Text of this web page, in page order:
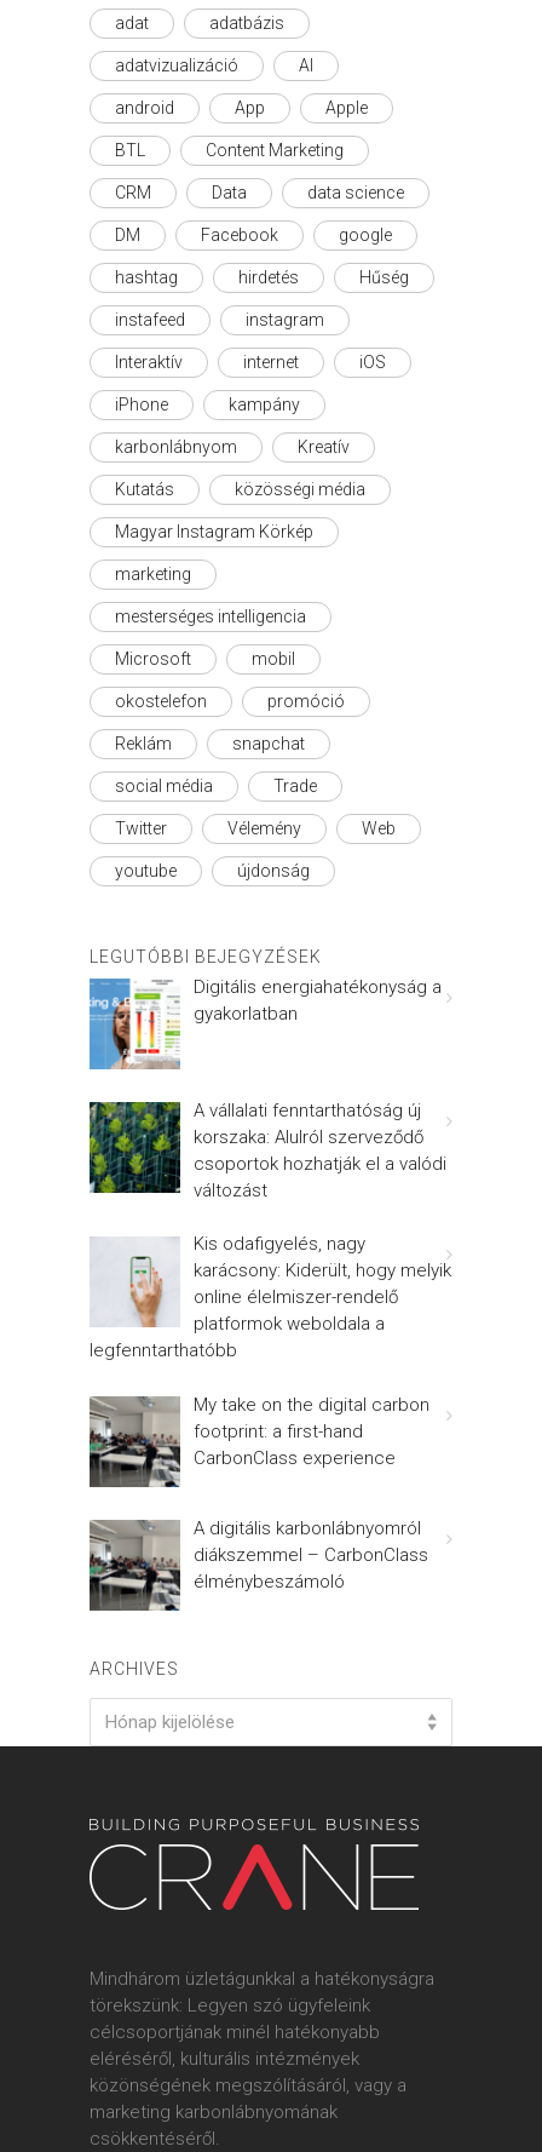
adat adatbázis
adatvizualizáció AI
android App Apple
BTL Content Marketing
CRM Data data science
DM Facebook google
hashtag hirdetés Hűség
instafeed instagram
Interaktív internet iOS
iPhone kampány
karbonlábnyom Kreatív
Kutatás közösségi média
Magyar Instagram Körkép
marketing
mesterséges intelligencia
Microsoft mobil
okostelefon promóció
Reklám snapchat
social média Trade
Twitter Vélemény Web
youtube újdonság
LEGUTÓBBI BEJEGYZÉSEK
Digitális energiahatékonyság a
gyakorlatban
A vállalati fenntarthatóság új
korszaka: Alulról szerveződő
csoportok hozhatják el a valódi
változást
Kis odafigyelés, nagy
karácsony: Kiderült, hogy melyik
online élelmiszer-rendelő
platformok weboldala a
legfenntarthatóbb
My take on the digital carbon
footprint: a first-hand
CarbonClass experience
A digitális karbonlábnyomról
diákszemmel – CarbonClass
élménybeszámoló
ARCHIVES
Archives
Hónap kijelölése
Mindhárom üzletágunkkal a hatékonyságra
törekszünk: Legyen szó ügyfeleink
célcsoportjának minél hatékonyabb
eléréséről, kulturális intézmények
közönségének megszólításáról, vagy a
marketing karbonlábnyomának
csökkentéséről.